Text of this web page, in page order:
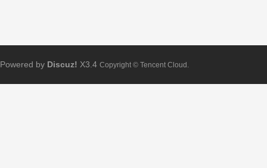
Powered by Discuz! X3.4 Copyright © Tencent Cloud.